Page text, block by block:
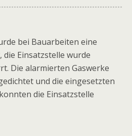
bei Bauarbeiten eine
Einsatzstelle wurde
Die alarmierten Gaswerke
und die eingesetzten
die Einsatzstelle